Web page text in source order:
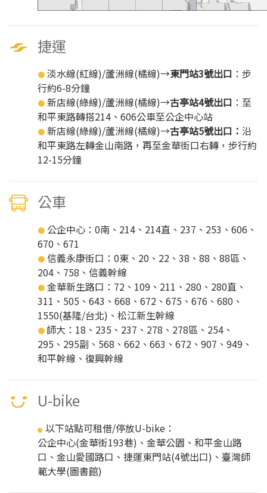
捷運
● 淡水線(紅線)/蘆洲線(橘線)→東門站3號出口 ：步
行約6-8分鐘
● 新店線(綠線)/蘆洲線(橘線)→古亭站4號出口 ：至
和平東路轉搭214、606公車至公企中心站
● 新店線(綠線)/蘆洲線(橘線)→古亭站5號出口： 沿
和平東路左轉金山南路，再至金華街口右轉，步行約
12-15分鐘
公車
● 公企中心：0南、214、214直、237、253、606、
670、671
● 信義永康街口：0東、20、22、38、88、88區、
204、758、信義幹線
● 金華新生路口：72、109、211、280、280直、
311、505、643、668、672、675、676、680、
1550(基隆/台北)、松江新生幹線
● 師大：18、235、237、278、278區、254、
295、295副、568、662、663、672、907、949、
和平幹線、復興幹線
U-bike
● 以下站點可租借/停放U-bike：
公企中心(金華街193巷)、金華公園、和平金山路
口、金山愛國路口、捷運東門站(4號出口)、臺灣師
範大學(圖書館)